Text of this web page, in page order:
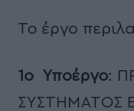
Το έργο
1ο Υποέργο:
ΣΥΣΤΗΜΑΤΟΣ